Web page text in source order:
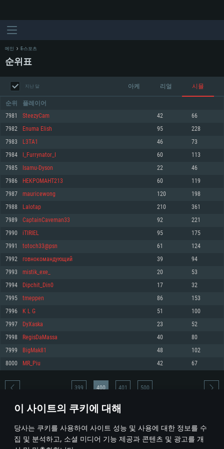
이 사이트의 쿠키에 대해
당사는 쿠키를 사용하여 사이트 성능 및 사용에 대한 정보를 수
집 및 분석하고, 소셜 미디어 기능 제공과 콘텐츠 및 광고를 개
최소사양
운영체제: Windows 10 (64 bit)
프로세서: 2.2 GHz 듀얼코어 이상
메모리: 4GB
그래픽 카드: DirectX 11 이상을 지원하는 AMD Radeon 77XX / NVIDIA
GeForce GT 660. 최소 사양 해상도: 720p
네트워크: 브로드밴드 인터넷
여유 저장 공간: 22.1 GB (최소 클라이언트)
권장 사양
570 혹은 그 이상
여유 저장 공간: 62.2 GB (전체 클라이언트)
최소사양
운영체제: Mac OS Big Sur 11.0
프로세서: 최소 2.2 GHz의 Core i5 (Intel Xeon 은 지원하지 않습니다)
메모리: 6 GB
그래픽 카드: Metal 을 지원하는 Intel Iris Pro 5200 (Mac), 혹은 이와 비슷한 성
능을 가지는 Mac 버전의 AMD/Nvidia. 최소 해상도: 720p
네트워크: 브로드밴드 인터넷
여유 저장 공간: 22.1 GB (최소 클라이언트)
권장 사양
네트워크: 브로드밴드 인터넷
여유 저장 공간: 62.2 GB (전체 클라이언트)
최소사양
운영체제: 64bit Linux 중 최신 버전
프로세서: 2.4 GHz 듀얼코어
메모리: 4 GB
그래픽 카드: Vulkan 을 지원하고, 최신 그래픽 드라이버를 지원하는 NVIDIA
660 (6개월 미만) 혹은 그와 동급의 성능을 가지며 최신 그래픽 드라이버를 지
원하는 AMD (6개월 미만; 최소사양 지원 해상도 720p)
네트워크: 브로드밴드 인터넷
여유 저장 공간: 22.1 GB (최소 클라이언트)
권장 사양
운영체제: Ubuntu 20.04 64bit
프로세서: Intel Core i7
메모리: 16 GB
그래픽 카드: Vulkan 을 지원하고, 최신 그래픽 드라이버를 지원하는 NVIDIA
1060 (6개월 미만) 혹은 그와 동급의 성능을 가지며 최신 그래픽 드라이버를
지원하는 AMD RX 570 (6개월 미만; 최소사양 지원 해상도 720p) 이상
여유 저장 공간: 62.2 GB (전체 클라이언트)
메인 E-스포츠
순위표
지난 달 아케 리얼 시뮬
순위 플레이어
7981 SteezyCam 42 66
7982 Enuma Elish 95 228
7983 L3TA1 46 73
7984 I_Furrynator_I 60 113
7985 Isamu-Dyson 22 46
7986 HEKPOMAHT213 60 119
7987 mauricewong 120 198
7988 Lalotap 210 361
7989 CaptainCaveman33 92 221
7990 iTIRIEL 95 175
7991 totoch33@psn 61 124
7992 гoвнoкомандующий 39 94
7993 mistik_exe_ 20 53
7994 Dipchit_Din0 17 32
7995 tmeppen 86 153
7996 K L G 51 100
7997 DyXaska 23 52
7998 RegisDaMassa 40 80
7999 BigMak81 48 102
8000 MR_Piu 42 67
* 순위표는 매일 1회 갱신됩니다
399 400 401 500